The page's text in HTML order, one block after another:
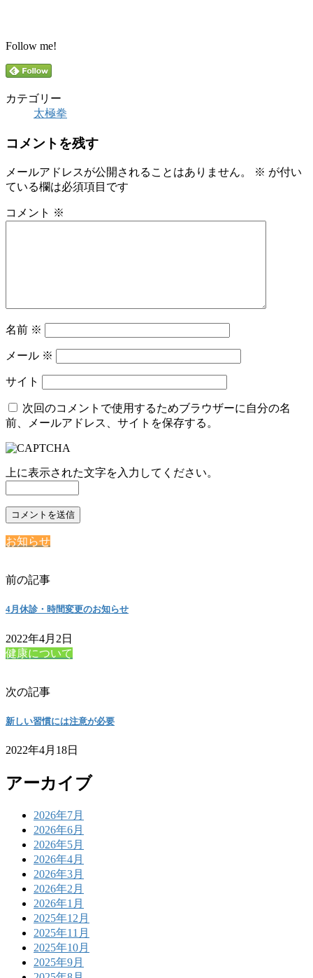
Follow me!
カテゴリー
太極拳
コメントを残す
メールアドレスが公開されることはありません。 ※ が付い
ている欄は必須項目です
コメント ※
名前 ※
メール ※
サイト
次回のコメントで使用するためブラウザーに自分の名
前、メールアドレス、サイトを保存する。
上に表示された文字を入力してください。
お知らせ
前の記事
4月休診・時間変更のお知らせ
2022年4月2日
健康について
次の記事
新しい習慣には注意が必要
2022年4月18日
アーカイブ
2026年7月
2026年6月
2026年5月
2026年4月
2026年3月
2026年2月
2026年1月
2025年12月
2025年11月
2025年10月
2025年9月